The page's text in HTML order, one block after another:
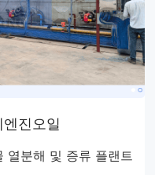
진오일
열분해 및 증류 플랜트